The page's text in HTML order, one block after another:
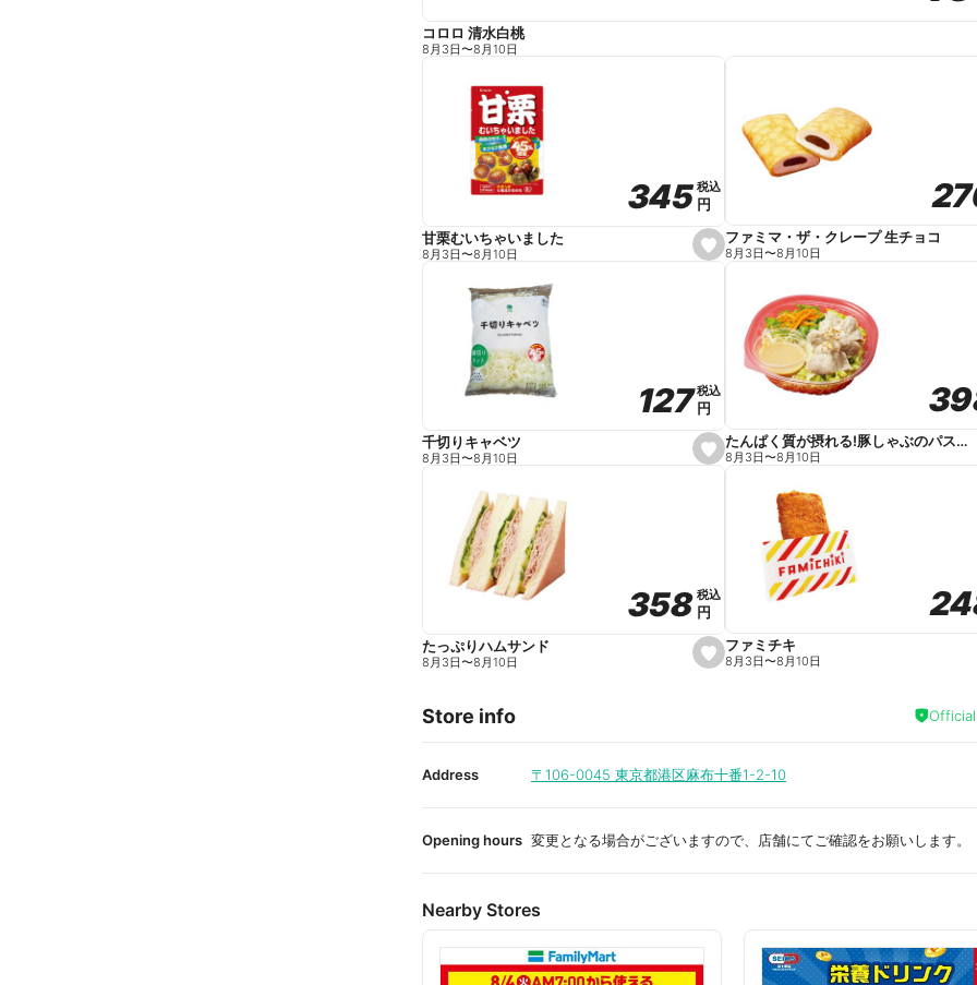
コロロ 清水白桃
8月3日〜8月10日
s
e
e
345
345税込
税込
円
円
甘栗むいちゃいました
8月3日〜8月10日
ファミマ・ザ・クレープ 生チョコ
8月3日〜8月10日
s
e
e
127
127税込
税込
円
円
千切りキャベツ
8月3日〜8月10日
たんぱく質が摂れる!豚しゃぶのパスタサラダ
8月3日〜8月10日
s
e
i
t
358
358税込
税込
円
円
たっぷりハムサンド
8月3日〜8月10日
ファミチキ
8月3日〜8月10日
Store info
Address 〒106-0045 東京都港区麻布十番1-2-10
Opening hours 変更となる場合がございますので、店舗にてご確認をお願いします。
Nearby Stores